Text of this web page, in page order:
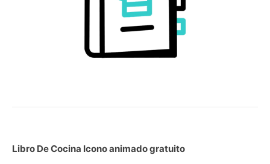
Libro De Cocina Icono animado gratuito